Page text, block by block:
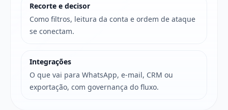
Recorte e decisor
Como filtros, leitura da conta e ordem de ataque
se conectam.
Integrações
O que vai para WhatsApp, e-mail, CRM ou
exportação, com governança do fluxo.